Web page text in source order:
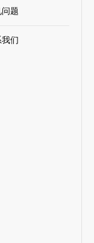
题
们